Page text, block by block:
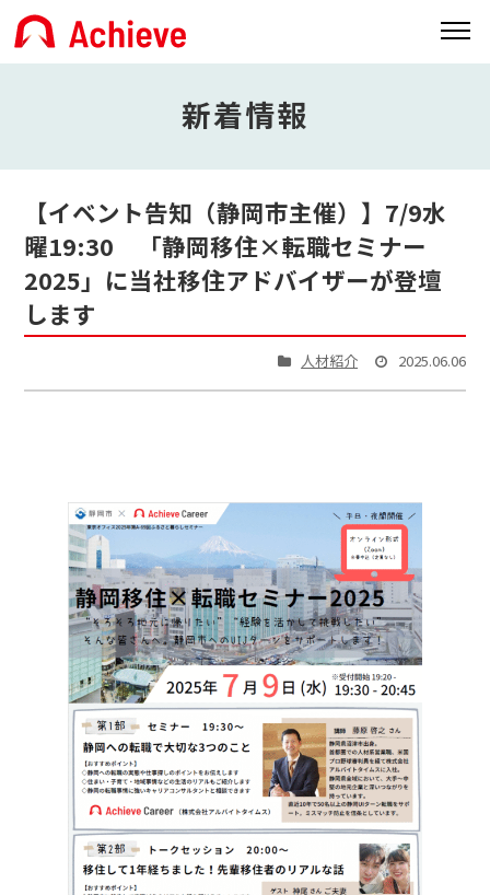
新着情報
【イベント告知（静岡市主催）】7/9水
曜19:30 「静岡移住×転職セミナー
2025」に当社移住アドバイザーが登壇
します
人材紹介 2025.06.06